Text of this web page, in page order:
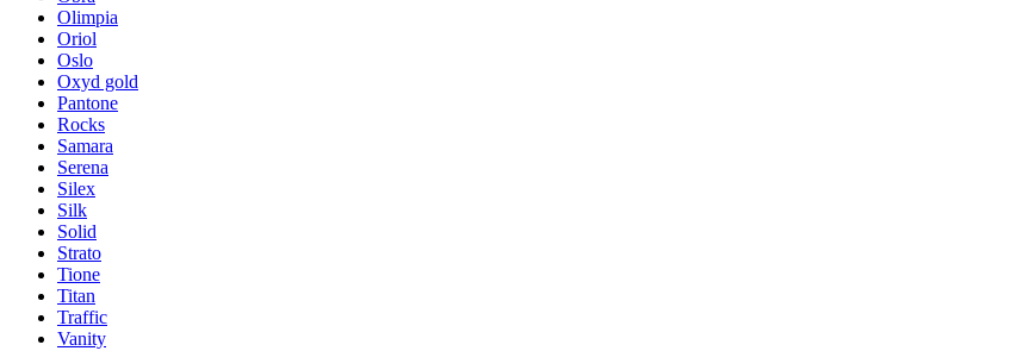
Olimpia
Oriol
Oslo
Oxyd gold
Pantone
Rocks
Samara
Serena
Silex
Silk
Solid
Strato
Tione
Titan
Traffic
Vanity